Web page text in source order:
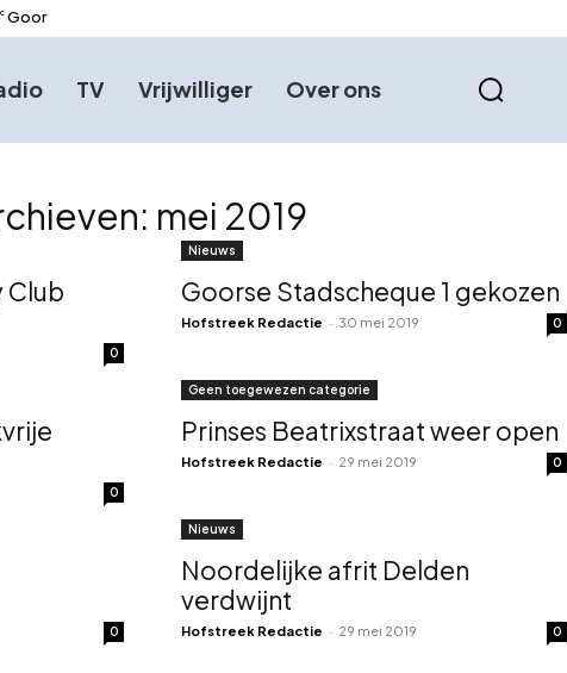
C Goor
TV Vrijwilliger Over ons
mei 2019
Club
0
Nieuws
Goorse Stadscheque 1 gekozen
Hofstreek Redactie - 30 mei 2019 0
0
Geen toegewezen categorie
Prinses Beatrixstraat weer open
Hofstreek Redactie - 29 mei 2019 0
0
Nieuws
Noordelijke afrit Delden
verdwijnt
Hofstreek Redactie - 29 mei 2019 0